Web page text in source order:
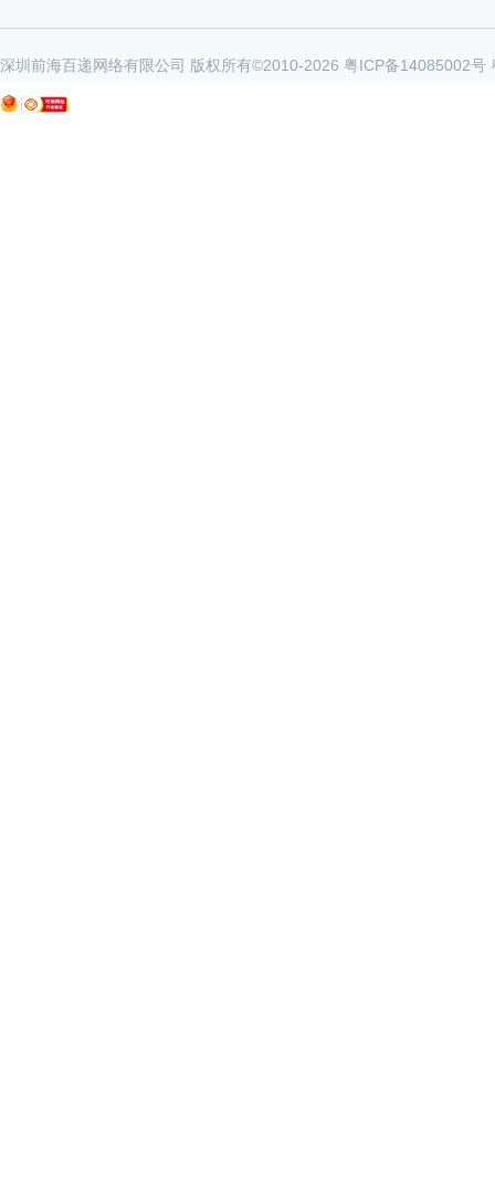
深圳前海百递网络有限公司 版权所有©2010-2026 粤ICP备14085002号